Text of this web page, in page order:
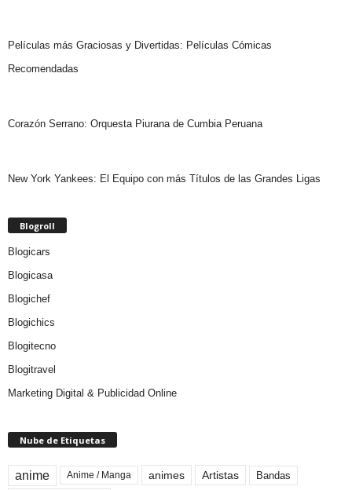
Películas más Graciosas y Divertidas: Películas Cómicas
Recomendadas
Corazón Serrano: Orquesta Piurana de Cumbia Peruana
New York Yankees: El Equipo con más Títulos de las Grandes Ligas
Blogroll
Blogicars
Blogicasa
Blogichef
Blogichics
Blogitecno
Blogitravel
Marketing Digital & Publicidad Online
Nube de Etiquetas
anime Anime / Manga animes Artistas Bandas